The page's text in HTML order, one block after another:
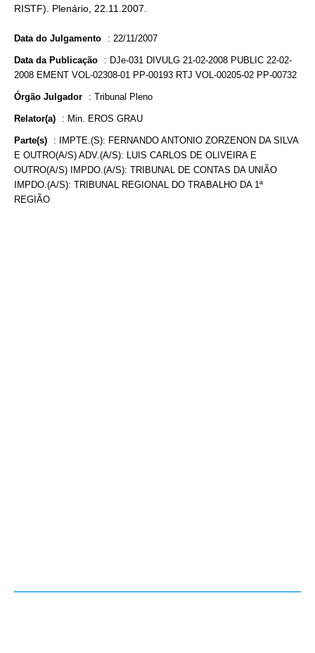
RISTF). Plenário, 22.11.2007.
Data do Julgamento : 22/11/2007
Data da Publicação : DJe-031 DIVULG 21-02-2008 PUBLIC 22-02-
2008 EMENT VOL-02308-01 PP-00193 RTJ VOL-00205-02 PP-00732
Órgão Julgador : Tribunal Pleno
Relator(a) : Min. EROS GRAU
Parte(s) :
IMPTE.(S): FERNANDO ANTONIO ZORZENON DA SILVA
E OUTRO(A/S) ADV.(A/S): LUIS CARLOS DE OLIVEIRA E
OUTRO(A/S) IMPDO.(A/S): TRIBUNAL DE CONTAS DA UNIÃO
IMPDO.(A/S): TRIBUNAL REGIONAL DO TRABALHO DA 1ª
REGIÃO